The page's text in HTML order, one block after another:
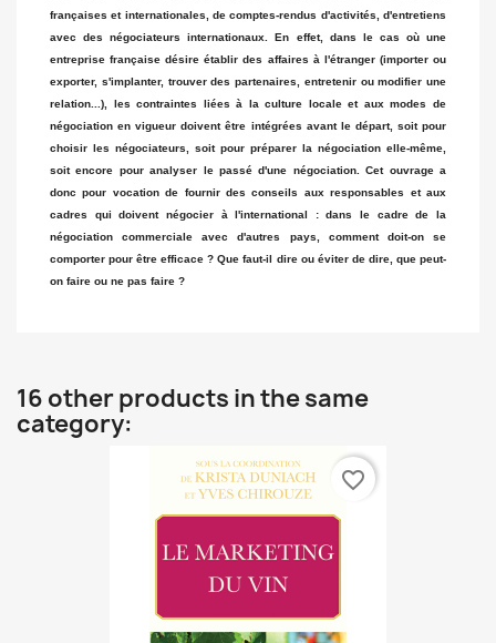
françaises et internationales, de comptes-rendus d'activités, d'entretiens
avec des négociateurs internationaux. En effet, dans le cas où une
entreprise française désire établir des affaires à l'étranger (importer ou
exporter, s'implanter, trouver des partenaires, entretenir ou modifier une
relation...), les contraintes liées à la culture locale et aux modes de
négociation en vigueur doivent être intégrées avant le départ, soit pour
choisir les négociateurs, soit pour préparer la négociation elle-même,
soit encore pour analyser le passé d'une négociation. Cet ouvrage a
donc pour vocation de fournir des conseils aux responsables et aux
cadres qui doivent négocier à l'international : dans le cadre de la
négociation commerciale avec d'autres pays, comment doit-on se
comporter pour être efficace ? Que faut-il dire ou éviter de dire, que peut-
on faire ou ne pas faire ?
16 other products in the same
category:
favorite_border